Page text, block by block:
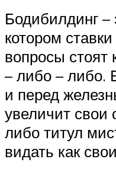
Бодибилдинг –
котором
вопросы стоят
– либо – либо.
и перед
увеличит свои
либо титул
видать как